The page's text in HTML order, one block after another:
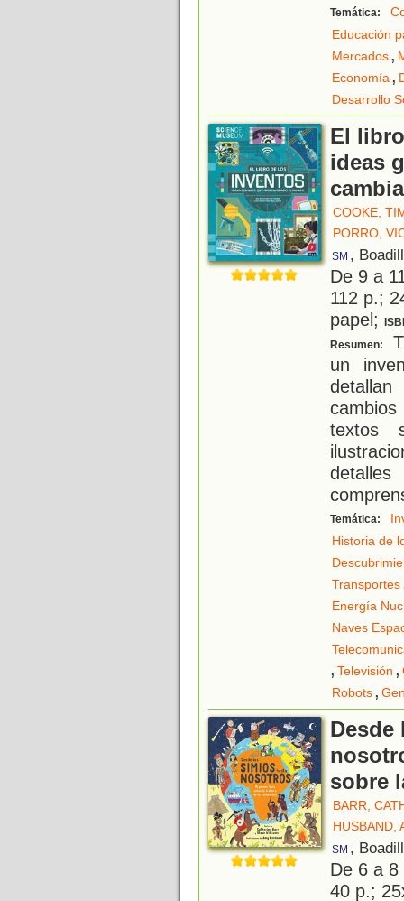
Temática:
Educación
Mercados,
Economía,
Desarrollo
El
ideas
COOKE,
PORRO,
SM ,
De 9 a
112 p.;
papel;
Resumen:
un
textos
detalles
Temática:
Historia de
Transportes
Energía
Naves
, Televisión ,
Robots,
sobre
BARR,
HUSBAND,
SM ,
De 6 a
40 p.;